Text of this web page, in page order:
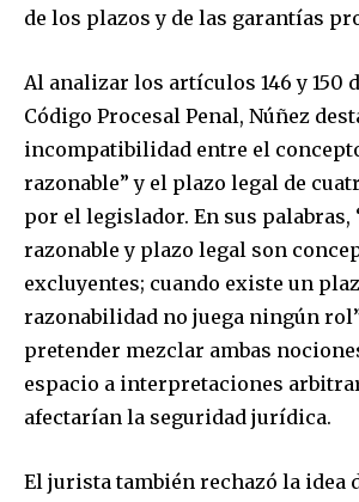
de los plazos y de las garantías
Al analizar los artículos 146 y 150
Código Procesal Penal, Núñez
incompatibilidad entre el
razonable” y el plazo legal de
por el legislador. En sus palabras,
razonable y plazo legal son
excluyentes; cuando existe un
razonabilidad no juega ningún
pretender mezclar ambas
espacio a interpretaciones
afectarían la seguridad jurídica.
El jurista también rechazó la idea